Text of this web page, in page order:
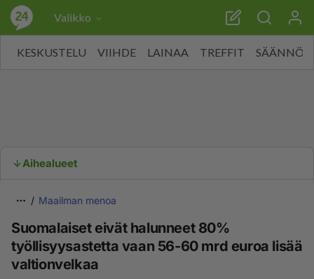
Valikko
KESKUSTELU VIIHDE LAINAA TREFFIT SÄÄNNÖT
Aihealueet
Maailman menoa
Suomalaiset eivät halunneet 80%
työllisyysastetta vaan 56-60 mrd euroa lisää
valtionvelkaa